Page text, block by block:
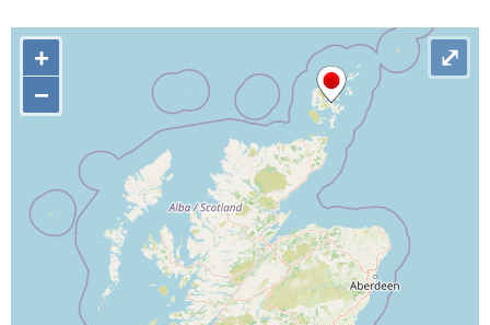
Widerrufsformular
Widerruf bestätigen